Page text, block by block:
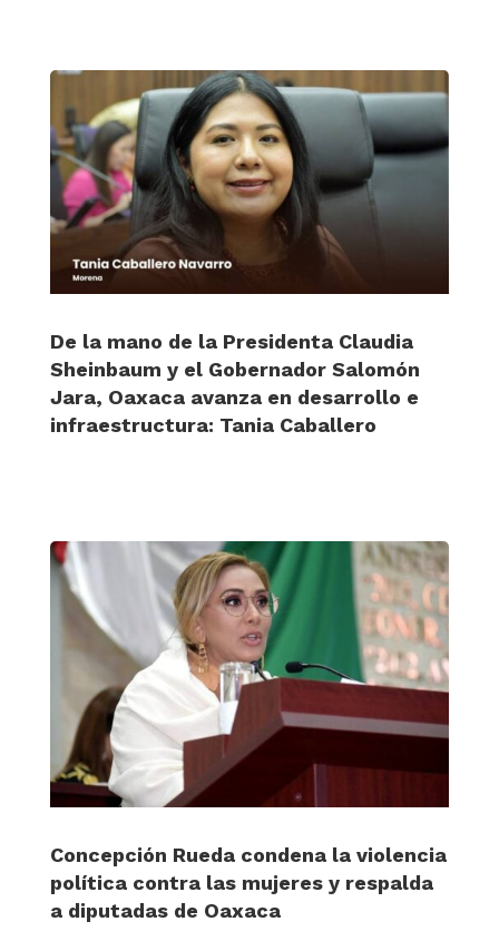
De la mano de la Presidenta Claudia
Sheinbaum y el Gobernador Salomón
Jara, Oaxaca avanza en desarrollo e
infraestructura: Tania Caballero
Concepción Rueda condena la violencia
política contra las mujeres y respalda
a diputadas de Oaxaca